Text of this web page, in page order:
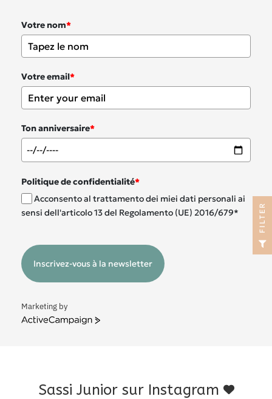
Votre nom*
Votre email*
Ton anniversaire*
Politique de confidentialité*
Acconsento al trattamento dei miei dati personali ai
sensi dell'articolo 13 del Regolamento (UE) 2016/679*
Inscrivez-vous à la newsletter
Marketing by
ActiveCampaign
Sassi Junior sur Instagram
R